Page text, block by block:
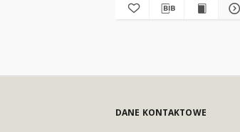
DANE KONTAKTOWE